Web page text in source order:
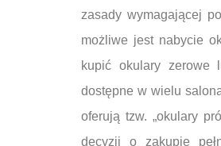
zasady wymagającej
możliwe jest nabycie
kupić okulary zerowe
dostępne w wielu
oferują tzw. „okulary
decyzji o zakupie